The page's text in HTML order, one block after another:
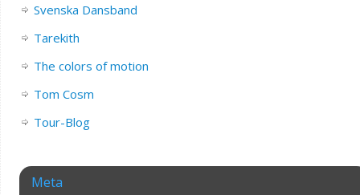
Svenska Dansband
Tarekith
The colors of motion
Tom Cosm
Tour-Blog
Meta